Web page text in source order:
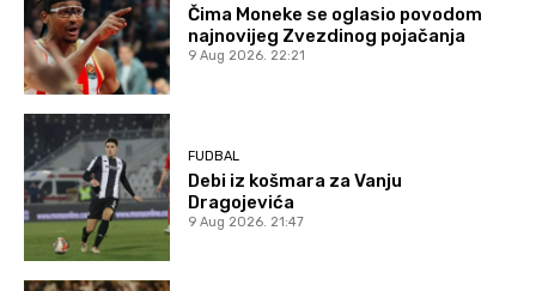
Čima Moneke se oglasio povodom
najnovijeg Zvezdinog pojačanja
9 Aug 2026. 22:21
FUDBAL
Debi iz košmara za Vanju
Dragojevića
9 Aug 2026. 21:47